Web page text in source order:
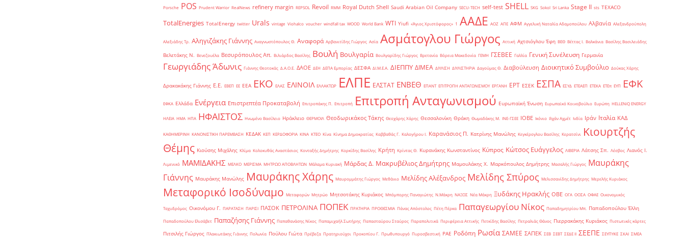
Porsche POS Prudent Warrior RealNews refinery margin REPSOL Revoil RMM Royal Dutch Shell Saudi Arabian Oil Company SECU-TECH self-test SHELL SKG Sokol Sri Lanka Stage II sts TEXACO
TotalEnergies TotalEnergy twitter Urals vintage Viohalco voucher windfall tax WOOD World Bank WTI Yiufi «Άγιος Χριστόφορος» ΄1 ΑΑΔΕ ΑΟΖ ΑΠΕ ΑΦΜ Αγγελική Ναταλία Αδαμοπούλου Αλβανία Αλεξανδρούπολη
Αλεξιάδης Τρ. Αληγιζάκης Γιάννης Αναγνωστόπουλος Θ. Αναφορά Αρβανιτίδης Γιώργος Ασία Ασμάτογλου Γιώργος Αττική Αχτσιόγλου Έφη ΒΕΘ Βέττας Ι. Βαλκάνια Βασίλης Βασιλειάδης
Βελετάκης Ν. Βενεζουέλα Βεσυρόπουλος Απ. Βιλιάρδος Βασίλης Βουλή Βουλγαρία Βουλγαρίδης Γιώργος Βρετανία Βόρεια Μακεδονία ΓΕΜΗ ΓΣΕΒΕΕ Γαλλία Γενική Συνέλευση Γερμανία
Γεωργιάδης Άδωνις Γιάννης Θεοτοκάς Δ.Α.Ο.Ε. ΔΑΟΕ ΔΕΗ ΔΕΠΑ Εμπορίας ΔΕΣΦΑ ΔΙ.Μ.Ε.Α. ΔΙΕΠΠΥ ΔΙΜΕΑ ΔΙΥΛΙΣΗ ΔΙΥΛΙΣΤΗΡΙΑ Δαγούμας Θ. Διαβούλευση Διοικητικό Συμβούλιο Δούκας Χάρης
Δρακακάκης Γιάννης Ε.Ε. ΕΒΕΠ ΕΕ ΕΕΑ ΕΚΟ ΕΛΑΣ ΕΛΙΝΟΙΛ ΕΛΛΑΚΤΩΡ ΕΛΠΕ ΕΛΣΤΑΤ ΕΝΒΕΘ ΕΠΑΝΤ ΕΠΙΤΡΟΠΗ ΑΝΤΑΓΩΝΙΣΜΟΥ ΕΡΓΑΝΗ ΕΡΤ ΕΣΕΚ ΕΣΠΑ ΕΣΥΔ ΕΤΕΑΕΠ ΕΤΕΚΑ ΕΤΕπ ΕΥΠ ΕΦΚ
ΕΦΚΑ Ελλάδα Ενέργεια Επιστρεπτέα Προκαταβολή Επιτροπάκης Π. Επιτροπή Επιτροπή Ανταγωνισμού Ευρωπαϊκή Ένωση Ευρωπαϊκό Κοινοβούλιο Ευρώπη ΗELLENiQ ENERGY
ΗΛΕΙΑ ΗΜΑ ΗΠΑ ΗΦΑΙΣΤΟΣ Ηνωμένο Βασίλειο Ηράκλειο ΘΕΡΜΟΙΛ Θεοδωρικάκος Τάκης Θεοχάρης Χάρης Θεσσαλονίκη Θράκη Θωμαδάκης Μ. ΙΝΕ-ΓΣΕΕ ΙΟΒΕ Ικόνιο Ιλχάν Αχμέτ Ινδία Ιράν Ιταλία ΚΑΔ
ΚΑΘΗΜΕΡΙΝΗ ΚΑΝΟΝΙΣΤΙΚΗ ΠΑΡΕΜΒΑΣΗ ΚΕΔΑΚ ΚΕΠ ΚΕΡΔΟΦΟΡΙΑ ΚΙΝΑ ΚΤΕΟ Κίνα Κίνημα Δημοκρατίας Καββαθάς Γ. Καλογήρου Ι. Καρανάσιος Π. Κατρίνης Μανώλης Κεγκέρογλου Βασίλης Κερατσίνι
Κιουρτζής
Θέμης Κιούσης Μιχάλης Κλίμα Κολοκυθάς Αναστάσιος Κονταξής Δημήτρης Κορκίδης Βασίλης Κρήτη Κρίντας Θ. Κυρανάκης Κωνσταντίνος Κύπρος Κώτσος Ευάγγελος ΛΙΒΕΡΙΑ Λάτσης Σπ. Λέσβος Λιανός Ι.
Λιμενικό ΜΑΜΙΔΑΚΗΣ ΜΕΛΚΟ ΜΕΡΙΣΜΑ ΜΗΤΡΩΟ ΑΠΟΒΛΗΤΩΝ Μάλαμα Κυριακή Μάρδας Δ. Μακρυβέλιος Δημήτρης Μαμουλάκης Χ. Μαρκόπουλος Δημήτρης Μασαλής Γιώργος Μαυράκης
Γιάννης Μαυράκης Μανώλης Μαυράκης Χάρης Μαυρομμάτης Γιώργος Μεθάνιο Μελίδης Αλέξανδρος Μελίδης Σπύρος Μελισσανίδης Δημήτρης Μερελής Κυριάκος
Μεταφορικό Ισοδύναμο Μεταφορών Μητρώο Μητσοτάκης Κυριάκος Μπόμπορης Παναγιώτης Ν.Μάκρη ΝΑΞΟΣ Νέα Μάκρη Ξυδάκης Ηρακλής ΟΒΕ ΟΓΑ ΟΟΣΑ ΟΦΑΕ Οικονομικός
Ταχυδρόμος Οικονόμου Γ. ΠΑΡΑΤΑΣΗ ΠΑΡΙΣΙ ΠΑΣΟΚ ΠΕΤΡΟΛΙΝΑ ΠΟΠΕΚ ΠΡΑΤΗΡΙΑ ΠΡΟΘΕΣΜΙΑ Πάνας Απόστολος Πέτη Πέρκα Παπαγεωργίου Νίκος Παπαδημητρίου Μπ. Παπαδοπούλου Έλλη
Παπαδοπούλου Ελισάβετ Παπαζήσης Γιάννης Παπαθανάσης Νίκος Παπαμιχαήλ Σωτήρης Παπασταύρου Σταύρος Παραπολιτικά Περιφέρεια Αττικής Πετκίδης Βασίλης Πετραλιάς Θάνος Πιερρακάκης Κυριάκος Πιστωτικές κάρτες
Πιτσιλής Γιώργος Πλακιωτάκης Γιάννης Πολωνία Πούλου Γιώτα Πρέβεζα Πρατηριούχοι Προκοπίου Γ. Πρωθυπουργό Πυροσβεστική ΡΑΕ Ροδόπη Ρωσία ΣΑΜΕΕ ΣΑΠΕΚ ΣΕΒ ΣΕΒΤ ΣΕΔΕ ΙΙ ΣΕΕΠΕ ΣΕΥΠΥΚΕ ΣΚΑΙ ΣΜΕΑ